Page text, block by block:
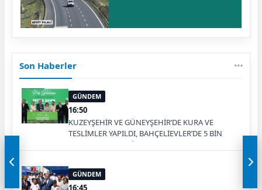
Son Haberler
GÜNDEM
16:50
KUZEYŞEHİR VE GÜNEYŞEHİR’DE KURA VE
TESLİMLER YAPILDI, BAHÇELİEVLER’DE 5 BİN
KONUTUN TEMELİ ATILDI
GÜNDEM
16:45